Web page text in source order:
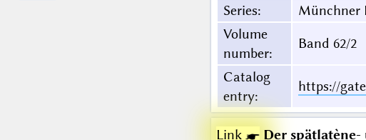
Series:
Münchner
Volume
number:
Band 62/2
Catalog
entry:
https://
Link ☛ Der